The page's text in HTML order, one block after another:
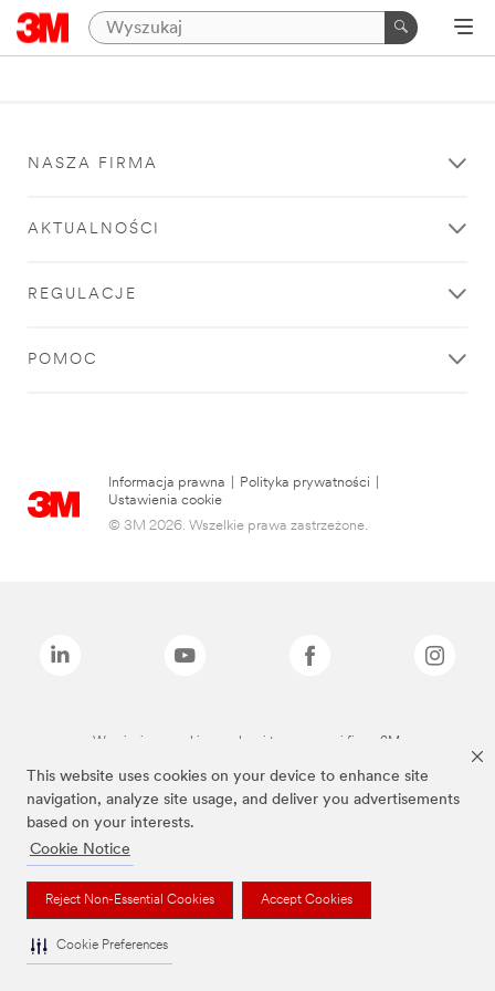
This website uses cookies on your device to enhance site
navigation, analyze site usage, and deliver you advertisements
based on your interests.
Cookie Notice
Reject Non-Essential Cookies Accept Cookies
Cookie Preferences
NASZA FIRMA
AKTUALNOŚCI
REGULACJE
POMOC
Informacja prawna Polityka prywatności
Ustawienia cookie
© 3M 2026. Wszelkie prawa zastrzeżone.
Wymienione marki są znakami towarowymi firmy 3M.